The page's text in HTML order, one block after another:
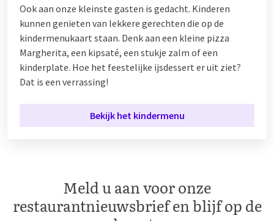
Ook aan onze kleinste gasten is gedacht. Kinderen
kunnen genieten van lekkere gerechten die op de
kindermenukaart staan. Denk aan een kleine pizza
Margherita, een kipsaté, een stukje zalm of een
kinderplate. Hoe het feestelijke ijsdessert er uit ziet?
Dat is een verrassing!
Bekijk het kindermenu
Meld u aan voor onze
restaurantnieuwsbrief en blijf op de